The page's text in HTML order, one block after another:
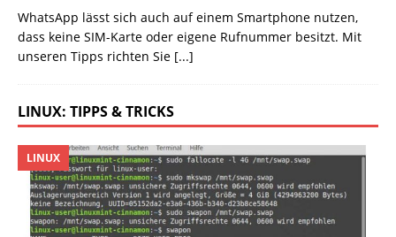
WhatsApp lässt sich auch auf einem Smartphone nutzen,
dass keine SIM-Karte oder eigene Rufnummer besitzt. Mit
unseren Tipps richten Sie [...]
LINUX: TIPPS & TRICKS
LINUX